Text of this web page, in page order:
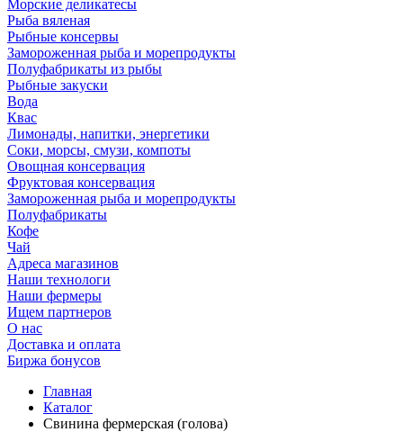
Морские деликатесы
Рыба вяленая
Рыбные консервы
Замороженная рыба и морепродукты
Полуфабрикаты из рыбы
Рыбные закуски
Вода
Квас
Лимонады, напитки, энергетики
Соки, морсы, смузи, компоты
Овощная консервация
Фруктовая консервация
Замороженная рыба и морепродукты
Полуфабрикаты
Кофе
Чай
Адреса магазинов
Наши технологи
Наши фермеры
Ищем партнеров
О нас
Доставка и оплата
Биржа бонусов
Главная
Каталог
Свинина фермерская (голова)